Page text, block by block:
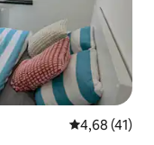
Средна
4,68 (41)